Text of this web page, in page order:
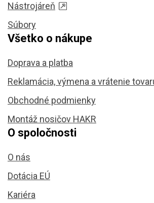
Nástrojáreň
Súbory
Všetko o nákupe
Doprava a platba
Reklamácia, výmena a vrátenie
Obchodné podmienky
Montáž nosičov HAKR
O spoločnosti
O nás
Dotácia EÚ
Kariéra